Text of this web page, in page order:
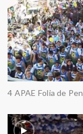
4 APAE Folia de